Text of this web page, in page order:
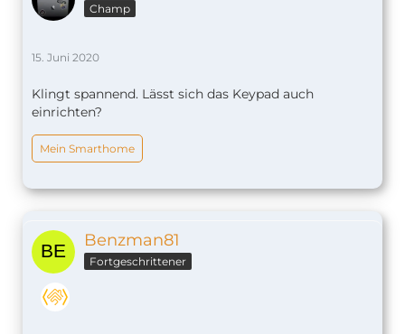
Champ
15. Juni 2020
Klingt spannend. Lässt sich das Keypad auch
einrichten?
Mein Smarthome
Benzman81
Fortgeschrittener